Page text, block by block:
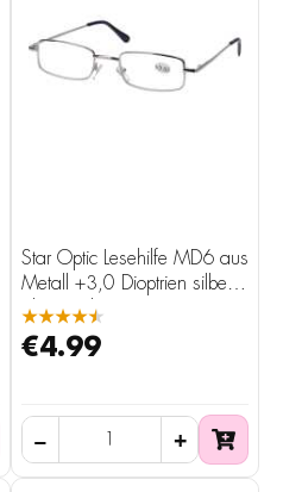
Star Optic Lesehilfe MD6 aus
Metall +3,0 Dioptrien silber
glänzend
★★★★★
€4.99